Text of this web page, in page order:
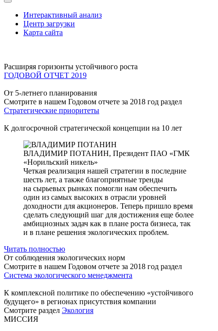
Интерактивный анализ
Центр загрузки
Карта сайта
Расширяя горизонты устойчивого роста
ГОДОВОЙ ОТЧЕТ 2019
От 5-летнего планирования
Смотрите в нашем Годовом отчете за 2018 год раздел
Стратегические приоритеты
К долгосрочной стратегической концепции на 10 лет
ВЛАДИМИР ПОТАНИН, Президент ПАО «ГМК
«Норильский никель»
Четкая реализация нашей стратегии в последние
шесть лет, а также благоприятные тренды
на сырьевых рынках помогли нам обеспечить
один из самых высоких в отрасли уровней
доходности для акционеров. Теперь пришло время
сделать следующий шаг для достижения еще более
амбициозных задач как в плане роста бизнеса, так
и в плане решения экологических проблем.
Читать полностью
От соблюдения экологических норм
Смотрите в нашем Годовом отчете за 2018 год раздел
Система экологического менеджмента
К комплексной политике по обеспечению «устойчивого
будущего» в регионах присутствия компании
Смотрите раздел Экология
МИССИЯ